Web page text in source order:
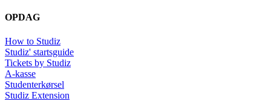
OPDAG
How to Studiz
Studiz' startsguide
Tickets by Studiz
A-kasse
Studenterkørsel
Studiz Extension